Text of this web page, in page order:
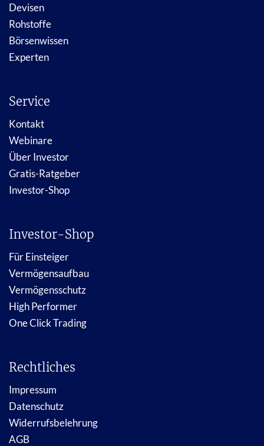
Devisen
Rohstoffe
Börsenwissen
Experten
Service
Kontakt
Webinare
Über Investor
Gratis-Ratgeber
Investor-Shop
Investor-Shop
Für Einsteiger
Vermögensaufbau
Vermögensschutz
High Performer
One Click Trading
Rechtliches
Impressum
Datenschutz
Widerrufsbelehrung
AGB